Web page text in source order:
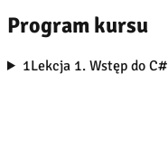
Program kursu
1Lekcja 1. Wstęp do C#